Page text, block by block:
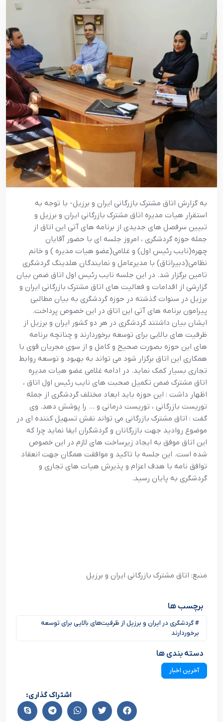
به گزارش اتاق مشترک بازرگانی ایران و برزیل- با توجه به
استقرار هیات مدیره اتاق مشترک بازرگانی ایران و برزیل و
تبیین سرفصل های جدیدی از برنامه های آتی این اتاق از
جمله حوزه گردشگری ، امروز جلسه ای با حضور آقایان
چهره(نایب رئیس اول) و غلامی(عضو هیات مدیره ) و خانم
نظامی(دبیراتاق) با مدیرعامل و نمایندگان هلدینگ گردشگری
تامین برگزار شد. در این جلسه نایب رئیس اول اتاق ضمن بیان
گزارشی از اقدامات و فعالیت های اتاق مشترک بازرگانی ایران و
برزیل در سنوات گذشته در حوزه گردشگری به بیان مطالبی
پیرامون برنامه های آتی این اتاق در این خصوص پرداخت.
ایشان بیان داشتند گردشگری در هر دو کشور ایران و برزیل از
ظرفیت های بالایی برای توسعه برخوردارند و چنانچه برنامه
های این حوزه بصورت صحیح و کامل و از سوی مجریان قوی با
همکاری این اتاق برگزار شود می تواند به بهبود و توسعه روابط
تجاری بسیار کمک نماید. در ادامه غلامی عضو هیات مدیره
اتاق مشترک ضمن تکمیل صحبت های نایب رئیس اول اتاق ،
اظهار داشت : این حوزه باید ابعاد مختلف گردشگری از جمله
توریست بازرگانی ، توریست درمانی و … را پوشش دهد. وی
گفت : اتاق مشترک بازرگانی می تواند نقش تسهیل کننده ای در
موضوع روادید جهت بازرگانان و گردشگران ایفا نماید چرا که
این اتاق موفق به ایجاد زیرساخت های لازم در این خصوص
شده است. این جلسه با تاکید و موافقت همگان جهت انعقاد
توافق نامه با هدف اعزام و پذیرش هیات های تجاری و
گردشگری به پایان رسید.
منبع: اتاق مشترک بازرگانی ایران و برزیل
برچسب ها
# گردشگری در ایران و برزیل از ظرفیت‌های بالایی برای توسعه
برخوردارند
دسته بندی ها
آخرین اخبار
اشتراک گذاری: